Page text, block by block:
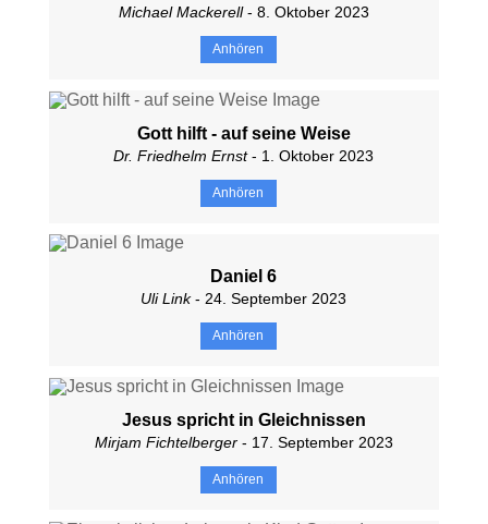
Michael Mackerell- 8. Oktober 2023
Anhören
Gott hilft - auf seine Weise
Dr. Friedhelm Ernst- 1. Oktober 2023
Anhören
Daniel 6
Uli Link- 24. September 2023
Anhören
Jesus spricht in Gleichnissen
Mirjam Fichtelberger- 17. September 2023
Anhören